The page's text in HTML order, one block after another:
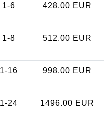
1-6 428.00 EUR
1-8 512.00 EUR
1-16 998.00 EUR
1-24 1496.00 EUR